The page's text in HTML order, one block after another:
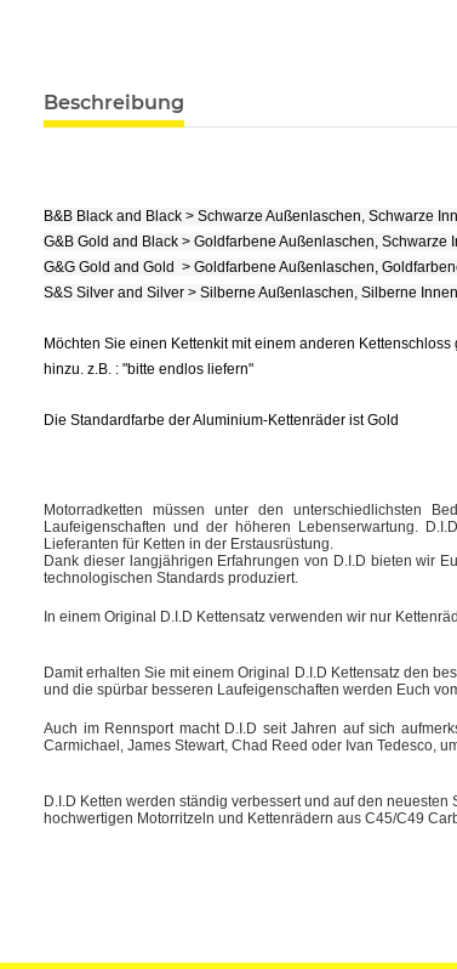
Beschreibung
B&B Black and Black > Schwarze Außenlaschen, Schwarze
G&B Gold and Black > Goldfarbene Außenlaschen, Schwarze
G&G Gold and Gold > Goldfarbene Außenlaschen,
S&S Silver and Silver > Silberne Außenlaschen, Silberne
Möchten Sie einen Kettenkit mit einem anderen
hinzu. z.B. : "bitte endlos liefern"
Die Standardfarbe der Aluminium-Kettenräder ist Gold
Motorradketten müssen unter den unterschiedlichsten
Laufeigenschaften und der höheren Lebenserwartung.
Lieferanten für Ketten in der Erstausrüstung.
Dank dieser langjährigen Erfahrungen von D.I.D bieten wir
technologischen Standards produziert.
In einem Original D.I.D Kettensatz verwenden wir nur
Damit erhalten Sie mit einem Original D.I.D Kettensatz den
und die spürbar besseren Laufeigenschaften werden Euch
Auch im Rennsport macht D.I.D seit Jahren auf sich
Carmichael, James Stewart, Chad Reed oder Ivan Tedesco,
D.I.D Ketten werden ständig verbessert und auf den
hochwertigen Motorritzeln und Kettenrädern aus C45/C49